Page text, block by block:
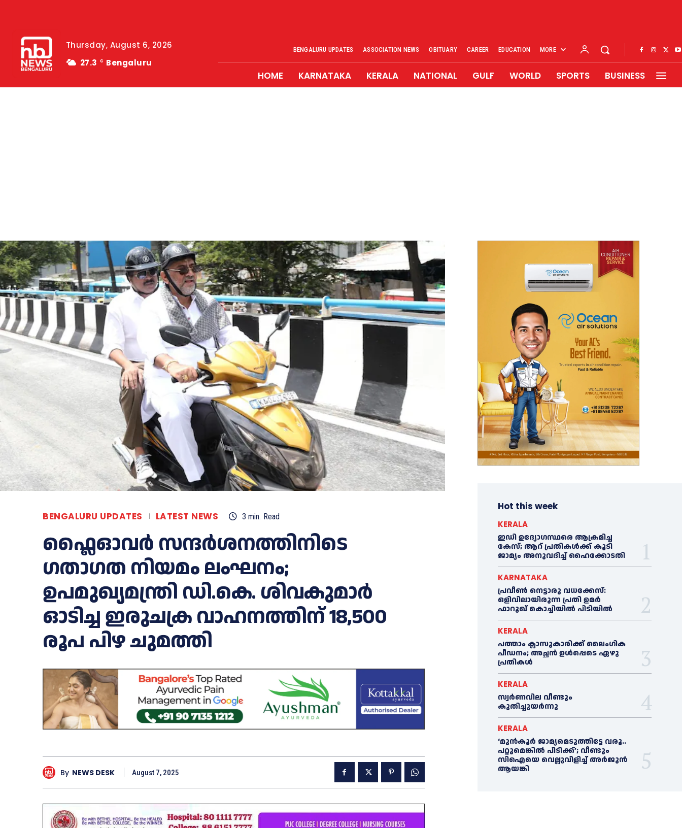
Thursday, August 6, 2026
27.3
C Bengaluru
BENGALURU UPDATES ASSOCIATION NEWS OBITUARY CAREER EDUCATION MORE
HOME KARNATAKA KERALA NATIONAL GULF WORLD SPORTS BUSINESS
BENGALURU UPDATES LATEST NEWS 3 min. Read
ഫ്ലൈഓവർ സന്ദർശനത്തിനിടെ
ഗതാഗത നിയമം ലംഘനം;
ഉപമുഖ്യമന്ത്രി ഡി.കെ. ശിവകുമാർ
ഓടിച്ച ഇരുചക്ര വാഹനത്തിന് 18,500
രൂപ പിഴ ചുമത്തി
By NEWS DESK August 7, 2025
Hot this week
KERALA
ഇഡി ഉദ്യോഗസ്ഥരെ ആക്രമിച്ച
കേസ്; ആറ് പ്രതികള്‍ക്ക് കൂടി
ജാമ്യം അനുവദിച്ച്‌ ഹൈക്കോടതി
KARNATAKA
പ്രവീണ്‍ നെട്ടാരു വധക്കേസ്:
ഒളിവിലായിരുന്ന പ്രതി ഉമര്‍
ഫാറൂഖ് കൊച്ചിയില്‍ പിടിയില്‍
KERALA
പത്താം ക്ലാസുകാരിക്ക് ലൈംഗിക
പീഡനം; അച്ഛന്‍ ഉള്‍പ്പെടെ ഏഴു
പ്രതികള്‍
KERALA
സ്വർണവില വീണ്ടും
കുതിച്ചുയർന്നു
KERALA
‘മുൻ‌കൂര്‍ ജാമ്യമെടുത്തിട്ടേ വരൂ..
പറ്റുമെങ്കില്‍ പിടിക്ക്’; വീണ്ടും
സിഐയെ വെല്ലുവിളിച്ച്‌ അര്‍ജുന്‍
ആയങ്കി